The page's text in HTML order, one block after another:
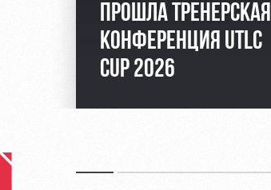
ПРОШЛА ТРЕНЕРСКАЯ
КОНФЕРЕНЦИЯ UTLC
CUP 2026